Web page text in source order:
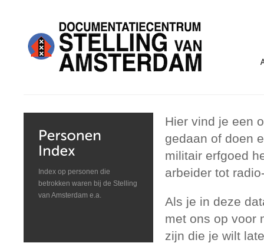
Index op personen die
betrokken waren bij de Stelling
van Amsterdam e.a.
Hier vind je een
gedaan of doen
militair erfgoed
arbeider tot
Als je in deze
met ons op voor
zijn die je wilt